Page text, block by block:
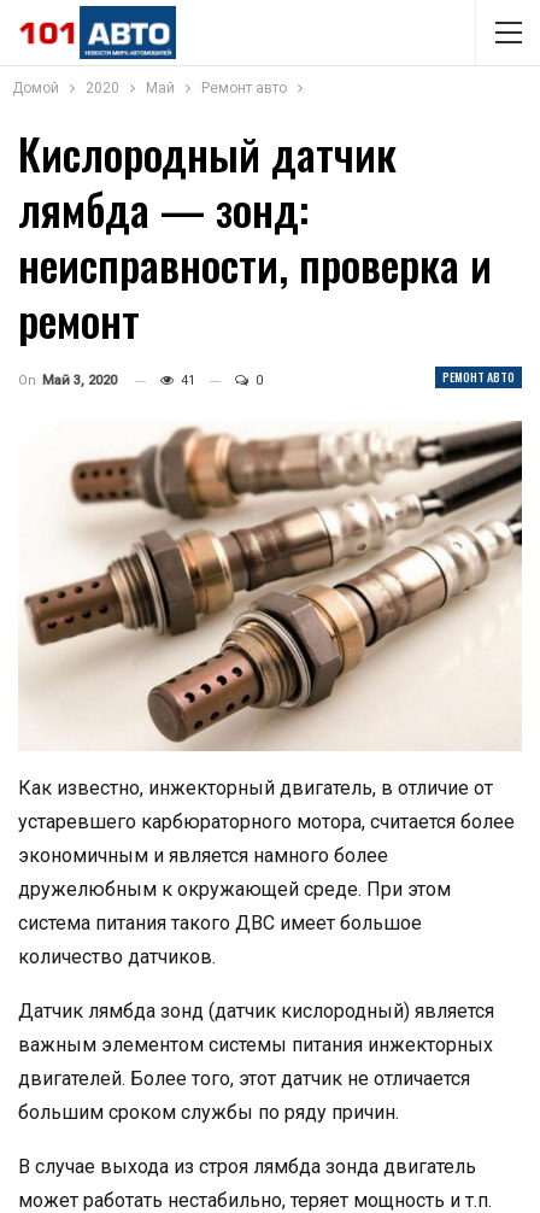
Домой 2020 Май Ремонт авто
Кислородный датчик
лямбда — зонд:
неисправности, проверка и
ремонт
РЕМОНТ АВТО
On Май 3, 2020 41 0
Как известно, инжекторный двигатель, в отличие от
устаревшего карбюраторного мотора, считается более
экономичным и является намного более
дружелюбным к окружающей среде. При этом
система питания такого ДВС имеет большое
количество датчиков.
Датчик лямбда зонд (датчик кислородный) является
важным элементом системы питания инжекторных
двигателей. Более того, этот датчик не отличается
большим сроком службы по ряду причин.
В случае выхода из строя лямбда зонда двигатель
может работать нестабильно, теряет мощность и т.п.